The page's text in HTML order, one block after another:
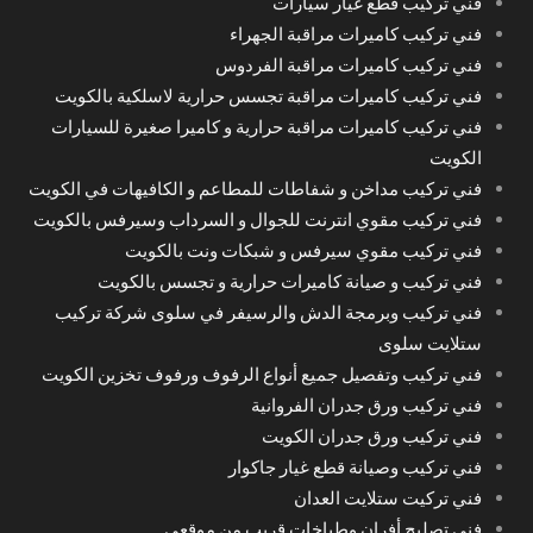
فني تركيب كاميرات مراقبة الجهراء
فني تركيب كاميرات مراقبة الفردوس
فني تركيب كاميرات مراقبة تجسس حرارية لاسلكية بالكويت
فني تركيب كاميرات مراقبة حرارية و كاميرا صغيرة للسيارات
الكويت
فني تركيب مداخن و شفاطات للمطاعم و الكافيهات في الكويت
فني تركيب مقوي انترنت للجوال و السرداب وسيرفس بالكويت
فني تركيب مقوي سيرفس و شبكات ونت بالكويت
فني تركيب و صيانة كاميرات حرارية و تجسس بالكويت
فني تركيب وبرمجة الدش والرسيفر في سلوى شركة تركيب
ستلايت سلوى
فني تركيب وتفصيل جميع أنواع الرفوف ورفوف تخزين الكويت
فني تركيب ورق جدران الفروانية
فني تركيب ورق جدران الكويت
فني تركيب وصيانة قطع غيار جاكوار
فني تركيت ستلايت العدان
فني تصليح أفران وطباخات قريب من موقعي